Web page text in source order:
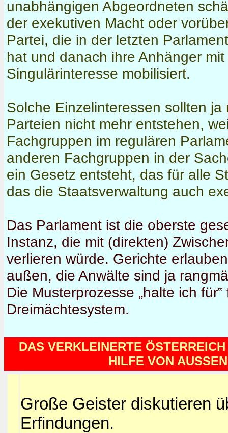
unabhängigen Abgeordneten
der exekutiven Macht oder
Partei, die in der letzten
hat und danach ihre Anhänger
Singulärinteresse mobilisiert.
Solche Einzelinteressen sollten
Parteien nicht mehr entstehen,
Fachgruppen im regulären
anderen Fachgruppen in der
ein Gesetz entsteht, das für alle
das die Staatsverwaltung auch
Das Parlament ist die oberste
Instanz, die mit (direkten)
verlieren würde. Gerichte
außen, die Anwälte sind ja
Die Musterprozesse „halte ich
Dreimächtesystem.
DAS VERKLEINERTE
HILFE VON
Große Geister diskutieren
Erfindungen.